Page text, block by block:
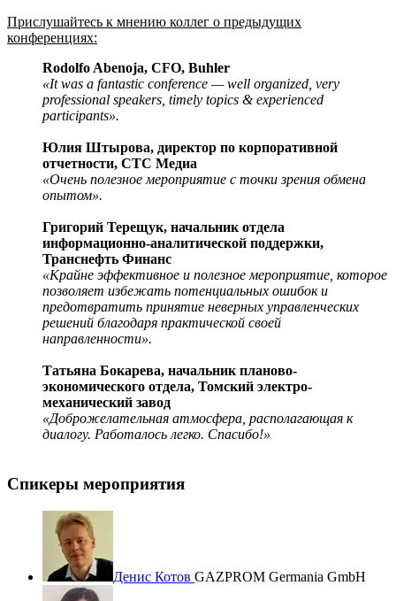
Прислушайтесь к мнению коллег о предыдущих
конференциях:
Rodolfo Abenoja, CFO, Buhler
«It was a fantastic conference — well organized, very
professional speakers, timely topics & experienced
participants».
Юлия Штырова, директор по корпоративной
отчетности, СТС Медиа
«Очень полезное мероприятие с точки зрения обмена
опытом».
Григорий Терещук, начальник отдела
информационно-аналитической поддержки,
Транснефть Финанс
«Крайне эффективное и полезное мероприятие, которое
позволяет избежать потенциальных ошибок и
предотвратить принятие неверных управленческих
решений благодаря практической своей
направленности».
Татьяна Бокарева, начальник планово-
экономического отдела, Томский электро-
механический завод
«Доброжелательная атмосфера, располагающая к
диалогу. Работалось легко. Спасибо!»
Спикеры мероприятия
Денис Котов GAZPROM Germania GmbH